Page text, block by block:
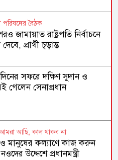
পরিষদের বৈঠক
জামায়াত রাষ্ট্রপতি নির্বাচনে
দেবে, প্রার্থী চূড়ান্ত
সফরে দক্ষিণ সুদান ও
গেলেন সেনাপ্রধান
আছি, কাল থাকব না
মানুষের কল্যাণে কাজ করুন
উদ্দেশে প্রধানমন্ত্রী